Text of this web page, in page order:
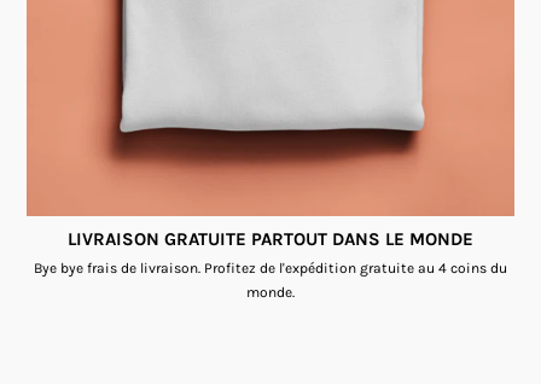
LIVRAISON GRATUITE PARTOUT DANS LE MONDE
Bye bye frais de livraison. Profitez de l'expédition gratuite au 4 coins du
monde.